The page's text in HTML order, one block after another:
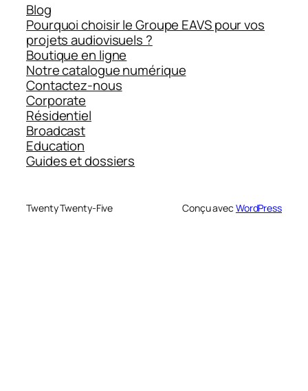
Blog
Pourquoi choisir le Groupe EAVS pour vos
projets audiovisuels ?
Boutique en ligne
Notre catalogue numérique
Contactez-nous
Corporate
Résidentiel
Broadcast
Education
Guides et dossiers
Twenty Twenty-Five Conçu avec WordPress